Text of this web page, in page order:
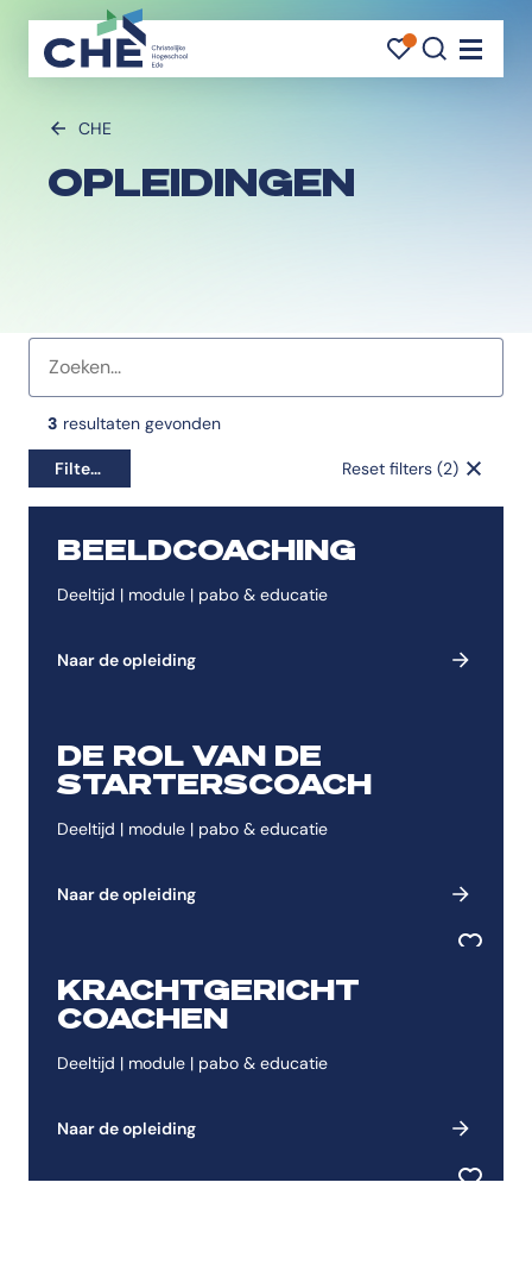
CHE
OPLEIDINGEN
Favorieten indicator
3 resultaten gevonden
Filters Reset filters (2)
BEELDCOACHING
Deeltijd | module | pabo & educatie
Naar de opleiding
DE ROL VAN DE
STARTERSCOACH
Deeltijd | module | pabo & educatie
Naar de opleiding
KRACHTGERICHT
COACHEN
Deeltijd | module | pabo & educatie
Naar de opleiding